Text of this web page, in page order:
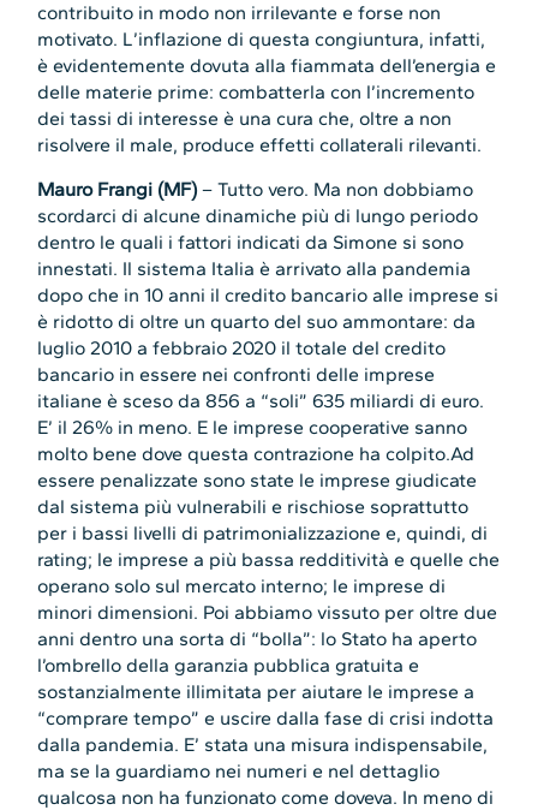
contribuito in modo non irrilevante e forse non
motivato. L’inflazione di questa congiuntura, infatti,
è evidentemente dovuta alla fiammata dell’energia e
delle materie prime: combatterla con l’incremento
dei tassi di interesse è una cura che, oltre a non
risolvere il male, produce effetti collaterali rilevanti.
Mauro Frangi (MF)– Tutto vero. Ma non dobbiamo
scordarci di alcune dinamiche più di lungo periodo
dentro le quali i fattori indicati da Simone si sono
innestati. Il sistema Italia è arrivato alla pandemia
dopo che in 10 anni il credito bancario alle imprese si
è ridotto di oltre un quarto del suo ammontare: da
luglio 2010 a febbraio 2020 il totale del credito
bancario in essere nei confronti delle imprese
italiane è sceso da 856 a “soli” 635 miliardi di euro.
E’ il 26% in meno. E le imprese cooperative sanno
molto bene dove questa contrazione ha colpito.Ad
essere penalizzate sono state le imprese giudicate
dal sistema più vulnerabili e rischiose soprattutto
per i bassi livelli di patrimonializzazione e, quindi, di
rating; le imprese a più bassa redditività e quelle che
operano solo sul mercato interno; le imprese di
minori dimensioni. Poi abbiamo vissuto per oltre due
anni dentro una sorta di “bolla”: lo Stato ha aperto
l’ombrello della garanzia pubblica gratuita e
sostanzialmente illimitata per aiutare le imprese a
“comprare tempo” e uscire dalla fase di crisi indotta
dalla pandemia. E’ stata una misura indispensabile,
ma se la guardiamo nei numeri e nel dettaglio
qualcosa non ha funzionato come doveva. In meno di